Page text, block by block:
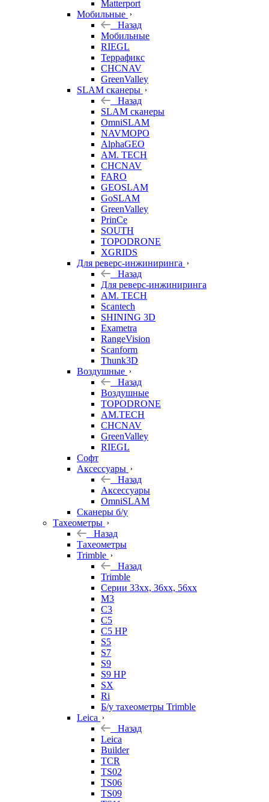
Matterport
Мобильные
Назад
Мобильные
RIEGL
Террафикс
CHCNAV
GreenValley
SLAM сканеры
Назад
SLAM сканеры
OmniSLAM
NAVMOPO
AlphaGEO
AM. TECH
CHCNAV
FARO
GEOSLAM
GoSLAM
GreenValley
PrinCe
SOUTH
TOPODRONE
XGRIDS
Для реверс-инжиниринга
Назад
Для реверс-инжиниринга
AM. TECH
Scantech
SHINING 3D
Exametra
RangeVision
Scanform
Thunk3D
Воздушные
Назад
Воздушные
TOPODRONE
AM.TECH
CHCNAV
GreenValley
RIEGL
Софт
Аксессуары
Назад
Аксессуары
OmniSLAM
Сканеры б/у
Тахеометры
Назад
Тахеометры
Trimble
Назад
Trimble
Серии 33xx, 36xx, 56xx
M3
C3
C5
C5 HP
S5
S7
S9
S9 HP
SX
Ri
Б/у тахеометры Trimble
Leica
Назад
Leica
Builder
TCR
TS02
TS06
TS09